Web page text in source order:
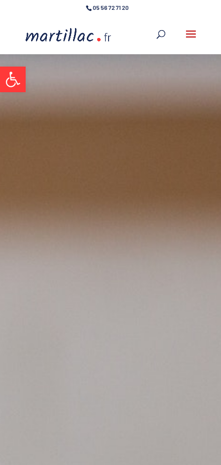
Ouvrir la barre d’outils
05 56 72 71 20